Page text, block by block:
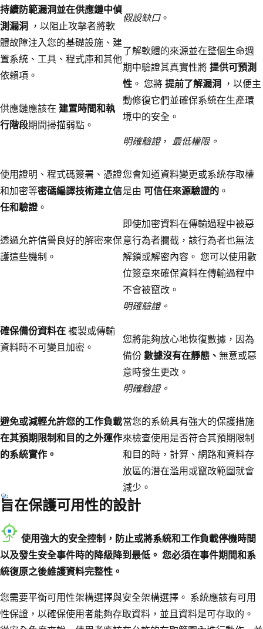
持續防範漏洞並在供應鏈中偵
測漏洞 ，以阻止攻擊者將軟
體故障注入您的基礎設施、建
置系統、工具、程式庫和其他
依賴項。
供應鏈應該在 建置時間和執
行階段期間掃描弱點。
假設缺口。
了解軟體的來源並在整個生命週
期中驗證其真實性將提供可預測
性 。 您將提前了解漏洞 ，以便主
動修復它們並確保系統在生產環
境中的安全。
使用證明、程式碼簽署、憑證
和加密等密碼編譯技術建立信
任和驗證 。
透過允許信譽良好的解密來保
護這些機制。
明確驗證， 最低權限。
您會知道資料變更或系統存取權
是由 可信任來源驗證的 。
即使加密資料在傳輸過程中被惡
意行為者攔截，該行為者也無法
解鎖或解密內容。 您可以使用數
位簽章來確保資料在傳輸過程中
不會被竄改。
確保備份資料在複製或傳輸
資料時不可變且加密。
明確驗證。
您將能夠放心地恢復數據，因為
備份數據沒有在靜態、 無意或惡
意時發生更改。
避免或減輕允許您的工作負載
在其預期限制和目的之外運作
的系統實作。
明確驗證。
當您的系統具有強大的保護措施
來檢查使用是否符合其預期限制
和目的時，計算、網路和資料存
放區的潛在濫用或竄改範圍就會
減少。
旨在保護可用性的設計
使用強大的安全控制，防止或將系統和工作負載停機時間
以及發生安全事件時的降級降到最低。 您必須在事件期間和系
統復原之後維護資料完整性。
您需要平衡可用性架構選擇與安全架構選擇。 系統應該有可用
性保證，以確保使用者能夠存取資料，並且資料是可存取的。